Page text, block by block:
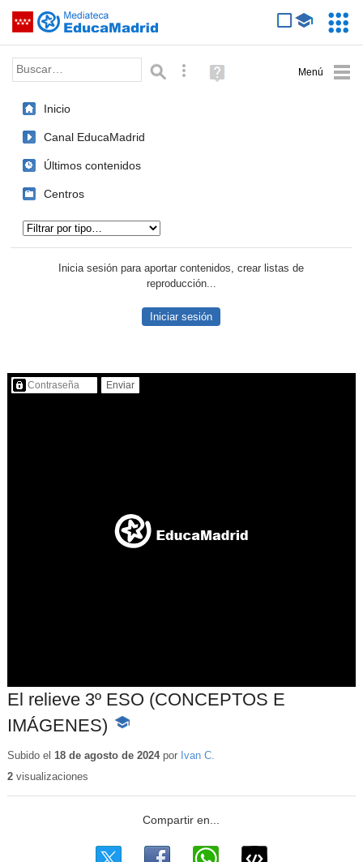
Saltar navegación
Palabra o frase: Búsqueda avanzada
Ayuda
(en
Inicio
Canal EducaMadrid
Últimos contenidos
Centros
Inicia sesión para aportar contenidos, crear listas de
reproducción...
Iniciar sesión
Contenido protegido…
El relieve 3º ESO (CONCEPTOS E
IMÁGENES)
-
educativo
Subido el 18 de agosto de 2024por Ivan C.
2visualizaciones